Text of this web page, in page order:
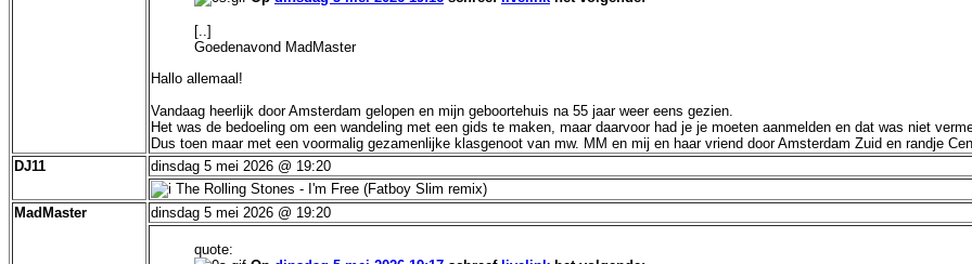
[..]
Goedenavond MadMaster
Hallo allemaal!
Vandaag heerlijk door Amsterdam gelopen en mijn geboortehuis na 55 jaar weer eens gezien.
Het was de bedoeling om een wandeling met een gids te maken, maar daarvoor had je je moeten aanmelden en dat was niet
Dus toen maar met een voormalig gezamenlijke klasgenoot van mw. MM en mij en haar vriend door Amsterdam Zuid en randje
DJ11
dinsdag 5 mei 2026 @ 19:20
The Rolling Stones - I'm Free (Fatboy Slim remix)
MadMaster
dinsdag 5 mei 2026 @ 19:20
quote: